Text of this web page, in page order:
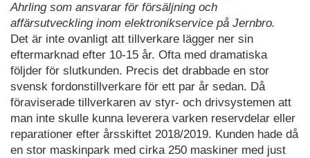
Ahrling som ansvarar för försäljning och
affärsutveckling inom elektronikservice på Jernbro.
Det är inte ovanligt att tillverkare lägger ner sin
eftermarknad efter 10-15 år. Ofta med dramatiska
följder för slutkunden. Precis det drabbade en stor
svensk fordonstillverkare för ett par år sedan. Då
föraviserade tillverkaren av styr- och drivsystemen att
man inte skulle kunna leverera varken reservdelar eller
reparationer efter årsskiftet 2018/2019. Kunden hade då
en stor maskinpark med cirka 250 maskiner med just